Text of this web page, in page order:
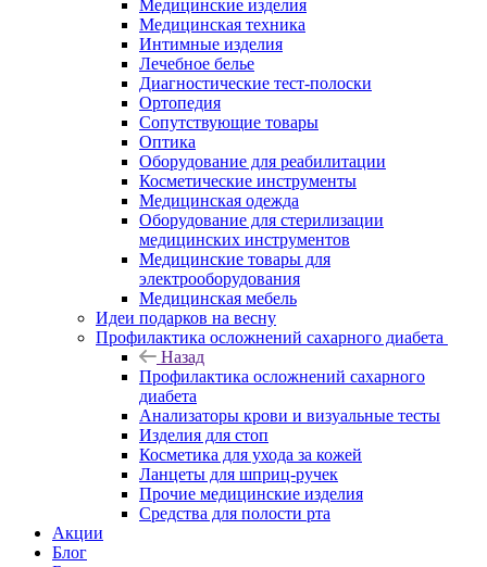
Медицинские изделия
Медицинская техника
Интимные изделия
Лечебное белье
Диагностические тест-полоски
Ортопедия
Сопутствующие товары
Оптика
Оборудование для реабилитации
Косметические инструменты
Медицинская одежда
Оборудование для стерилизации
медицинских инструментов
Медицинские товары для
электрооборудования
Медицинская мебель
Идеи подарков на весну
Профилактика осложнений сахарного диабета
Назад
Профилактика осложнений сахарного
диабета
Анализаторы крови и визуальные тесты
Изделия для стоп
Косметика для ухода за кожей
Ланцеты для шприц-ручек
Прочие медицинские изделия
Средства для полости рта
Акции
Блог